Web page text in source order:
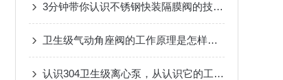
3分钟带你认识不锈钢快装隔膜阀的技术特点
卫生级气动角座阀的工作原理是怎样的？
认识304卫生级离心泵，从认识它的工作原理开始